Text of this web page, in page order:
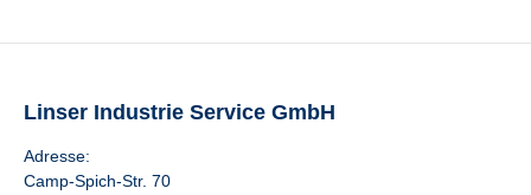
Linser Industrie Service GmbH
Adresse:
Camp-Spich-Str. 70